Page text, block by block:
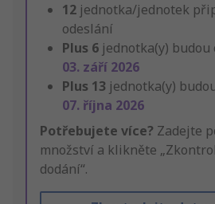
12 jednotka/jednotek
odeslání
Plus 6 jednotka(y) budou
03. září 2026
Plus 13 jednotka(y)
07. října 2026
Potřebujete více? Zadejte
množství a klikněte
dodání“.